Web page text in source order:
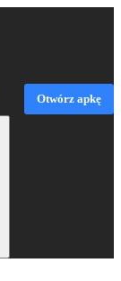
Otwórz apkę